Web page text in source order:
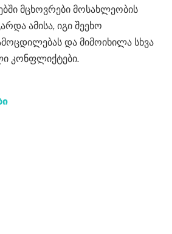
მცხოვრები მოსახლეობის
ამისა, იგი შეეხო
და მიმოიხილა სხვა
კონფლიქტები.